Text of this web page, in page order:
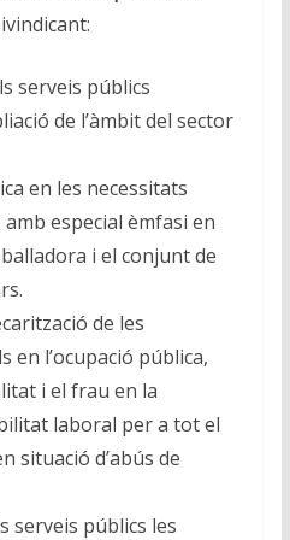
serveis públics
de l’àmbit del sector
en les necessitats
amb especial èmfasi en
i el conjunt de
de les
en l’ocupació pública,
i el frau en la
laboral per a tot el
situació d’abús de
serveis públics les